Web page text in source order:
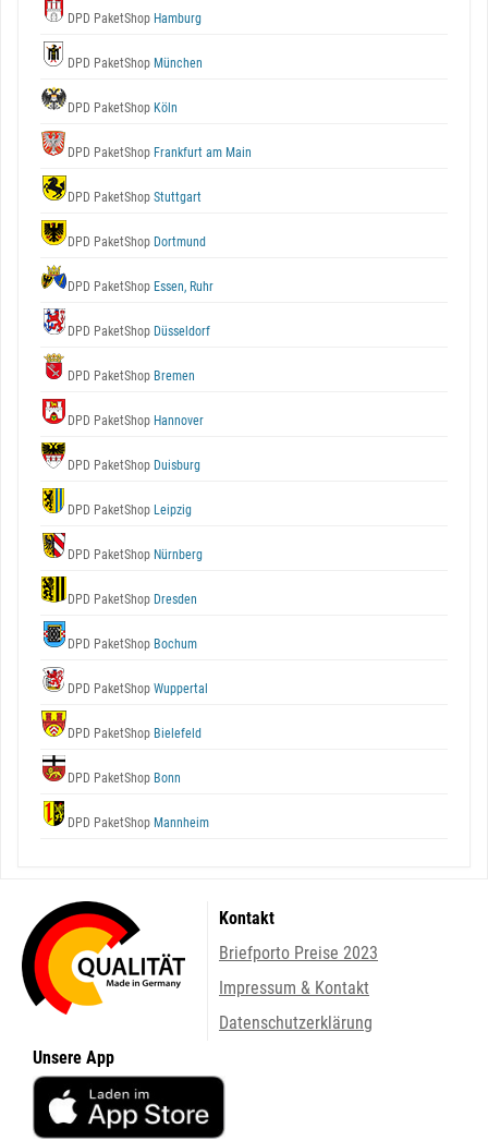
DPD PaketShop Hamburg
DPD PaketShop München
DPD PaketShop Köln
DPD PaketShop Frankfurt am Main
DPD PaketShop Stuttgart
DPD PaketShop Dortmund
DPD PaketShop Essen, Ruhr
DPD PaketShop Düsseldorf
DPD PaketShop Bremen
DPD PaketShop Hannover
DPD PaketShop Duisburg
DPD PaketShop Leipzig
DPD PaketShop Nürnberg
DPD PaketShop Dresden
DPD PaketShop Bochum
DPD PaketShop Wuppertal
DPD PaketShop Bielefeld
DPD PaketShop Bonn
DPD PaketShop Mannheim
Kontakt
Briefporto Preise 2023
Impressum & Kontakt
Datenschutzerklärung
Unsere App